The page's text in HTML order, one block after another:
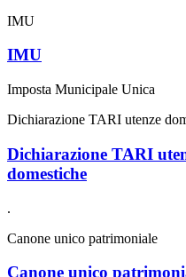
IMU
IMU
Imposta Municipale Unica
Dichiarazione TARI utenze
Dichiarazione TARI
domestiche
.
Canone unico patrimoniale
Canone unico